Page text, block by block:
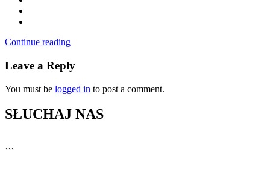
Continue reading
Leave a Reply
You must be logged in to post a comment.
SŁUCHAJ NAS
```